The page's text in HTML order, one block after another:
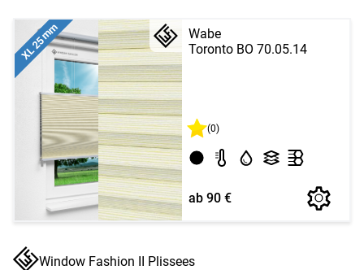
Wabe
Toronto BO 70.05.14
XL 25 mm
(0)
ab 90 €
Window Fashion II Plissees